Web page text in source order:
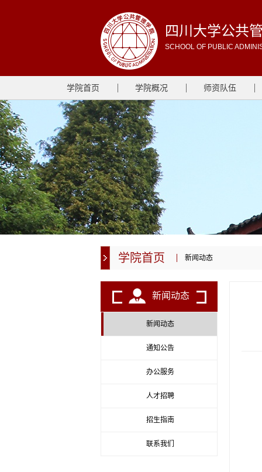
四川大学公共
SCHOOL OF PUBLIC
学院首页 学院概况 师资队伍
学院首页 新闻动态
新闻动态
新闻动态
通知公告
办公服务
人才招聘
招生指南
联系我们